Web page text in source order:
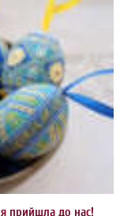
прийшла до нас!